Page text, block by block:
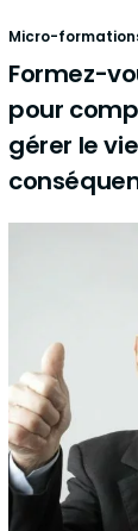
Micro-
Formez-
pour
gérer le